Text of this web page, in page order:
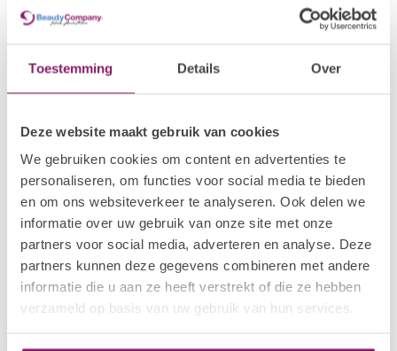
Toestemming Details Over
Deze website maakt gebruik van cookies
We gebruiken cookies om content en advertenties te
personaliseren, om functies voor social media te bieden
en om ons websiteverkeer te analyseren. Ook delen we
informatie over uw gebruik van onze site met onze
partners voor social media, adverteren en analyse. Deze
partners kunnen deze gegevens combineren met andere
informatie die u aan ze heeft verstrekt of die ze hebben
verzameld op basis van uw gebruik van hun services.
BEAUTY COMPANY
€4,78
Op voorraad
BEAUTY COMPANY
Cuticle Oil Tropical Mix
Op voorraad
€4,78
Recent bekeken